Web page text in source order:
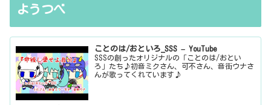
ようつべ
ことのは/おといろ_SSS – YouTube
SSSの創ったオリジナルの「ことのは/おとい
ろ」たち♪初音ミクさん、可不さん、音街ウナさ
んが歌ってくれています♪